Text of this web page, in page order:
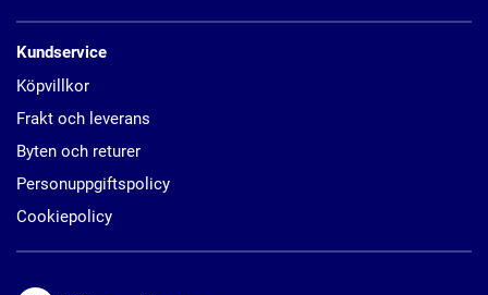
Kundservice
Köpvillkor
Frakt och leverans
Byten och returer
Personuppgiftspolicy
Cookiepolicy